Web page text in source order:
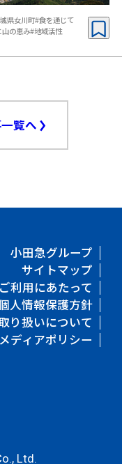
県女川町#食を通じて
の恵み#地域活性
覧へ
小田急グループ
サイトマップ
ご利用にあたって
人情報保護方針
り扱いについて
ディアポリシー
Ltd.